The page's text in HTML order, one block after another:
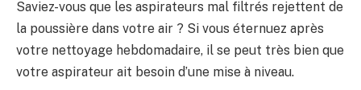
Saviez-vous que les aspirateurs mal filtrés rejettent de
la poussière dans votre air ? Si vous éternuez après
votre nettoyage hebdomadaire, il se peut très bien que
votre aspirateur ait besoin d’une mise à niveau.